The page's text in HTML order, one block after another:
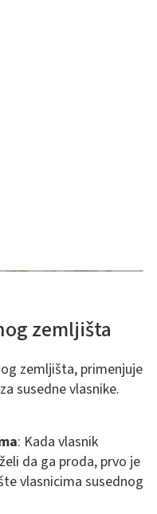
zemljišta
zemljišta, primenjuje
susedne vlasnike.
: Kada vlasnik
da ga proda, prvo je
vlasnicima susednog